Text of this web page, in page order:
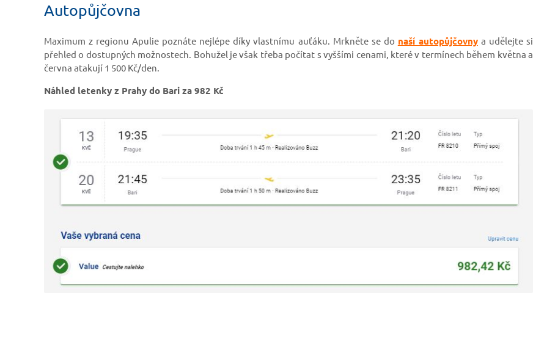
Autopůjčovna
Maximum z regionu Apulie poznáte nejlépe díky vlastnímu auťáku. Mrkněte se do naší autopůjčovny a udělejte si
přehled o dostupných možnostech. Bohužel je však třeba počítat s vyššími cenami, které v termínech během května a
června atakují 1 500 Kč/den.
Náhled letenky z Prahy do Bari za 982 Kč